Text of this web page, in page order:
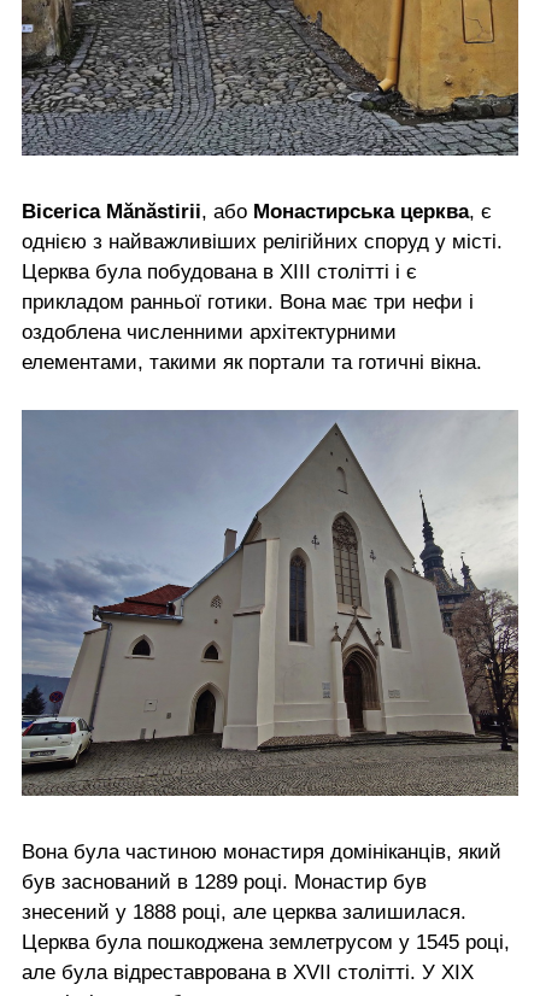
Bісerica Mănăstirii, або Монастирська церква, є
однією з найважливіших релігійних споруд у місті.
Церква була побудована в XIII столітті і є
прикладом ранньої готики. Вона має три нефи і
оздоблена численними архітектурними
елементами, такими як портали та готичні вікна.
Вона була частиною монастиря домініканців, який
був заснований в 1289 році. Монастир був
знесений у 1888 році, але церква залишилася.
Церква була пошкоджена землетрусом у 1545 році,
але була відреставрована в XVII столітті. У XIX